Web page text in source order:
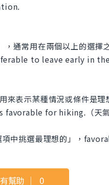
通常用在兩個以上的選擇
to leave early in
表示某種情況或條件是理
for hiking.（天氣
中挑選最理想的」，
有幫助 ｜ 0